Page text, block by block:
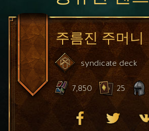
주름진 주머니
syndicate deck
7,850 25